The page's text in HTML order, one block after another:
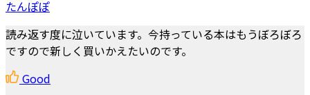
たんぽぽ
読み返す度に泣いています。今持っている本はもうぼろぼろ
ですので新しく買いかえたいのです。
Good